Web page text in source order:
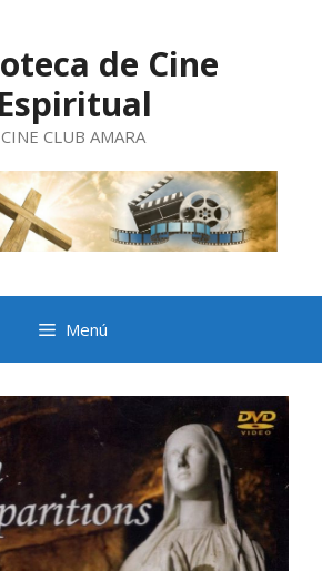
de Cine
Espiritual
CINE CLUB AMARA
Menú